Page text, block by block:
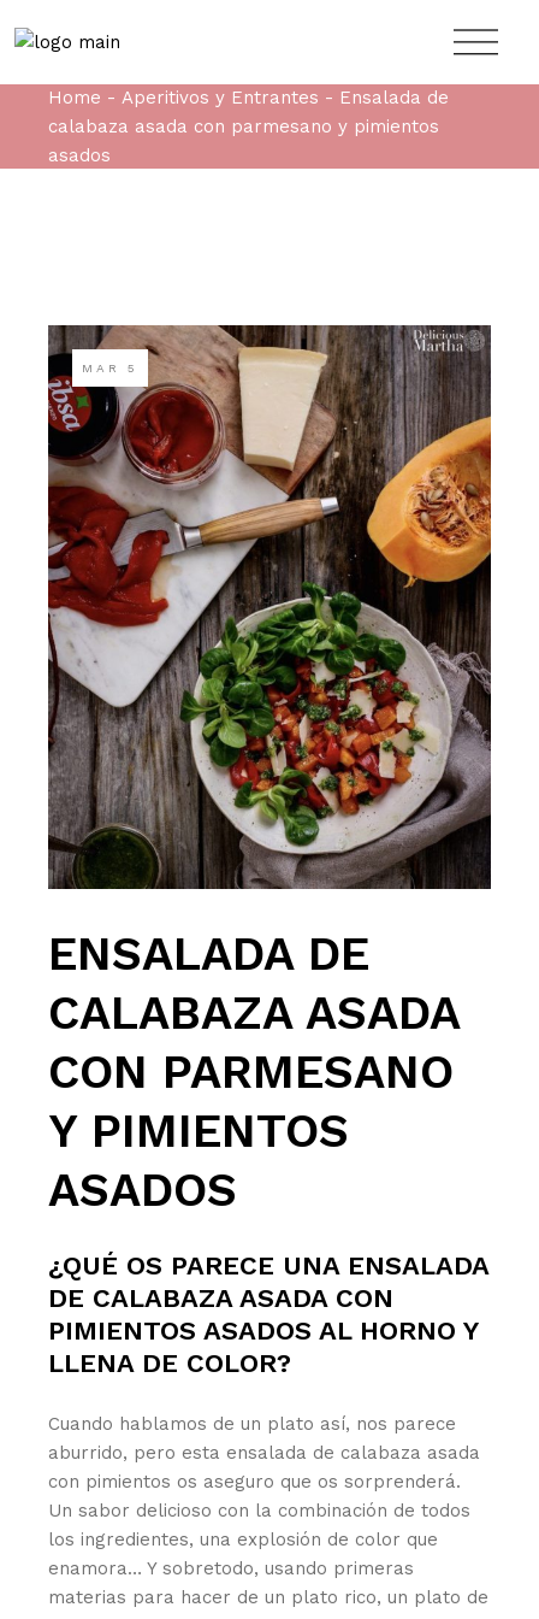
Home Aperitivos y Entrantes
Ensalada de
calabaza asada con parmesano y pimientos
asados
MAR 5
ENSALADA DE
CALABAZA ASADA
CON PARMESANO
Y PIMIENTOS
ASADOS
¿QUÉ OS PARECE UNA ENSALADA
DE CALABAZA ASADA CON
PIMIENTOS ASADOS AL HORNO Y
LLENA DE COLOR?
Cuando hablamos de un plato así, nos parece
aburrido, pero esta ensalada de calabaza asada
con pimientos os aseguro que os sorprenderá.
Un sabor delicioso con la combinación de todos
los ingredientes, una explosión de color que
enamora… Y sobretodo, usando primeras
materias para hacer de un plato rico, un plato de